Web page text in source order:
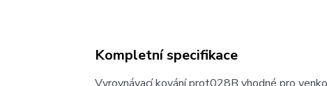
Kompletní specifikace